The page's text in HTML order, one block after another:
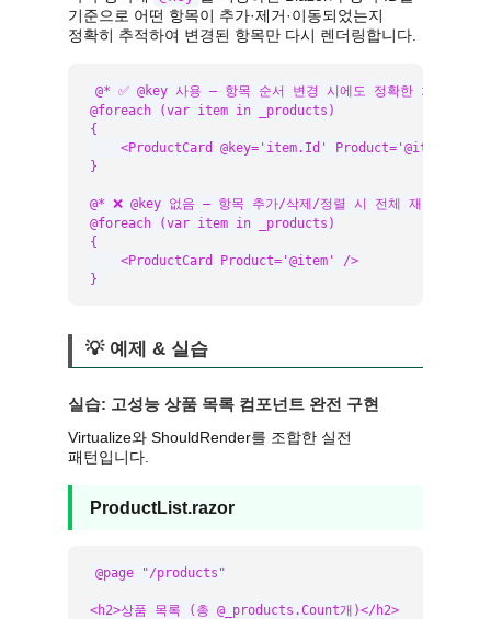
기준으로 어떤 항목이 추가·제거·이동되었는지
정확히 추적하여 변경된 항목만 다시 렌더링합니다.
@* ✅ @key 사용 — 항목 순서 변경 시에도 정확한 차분 업데
@foreach (var item in _products)
{
    <ProductCard @key='item.Id' Product='@item' />
}
@* ❌ @key 없음 — 항목 추가/삭제/정렬 시 전체 재렌더링 발
@foreach (var item in _products)
{
    <ProductCard Product='@item' />
}
💡 예제 & 실습
실습: 고성능 상품 목록 컴포넌트 완전 구현
Virtualize와 ShouldRender를 조합한 실전
패턴입니다.
ProductList.razor
@page "/products"
<h2>상품 목록 (총 @_products.Count개)</h2>